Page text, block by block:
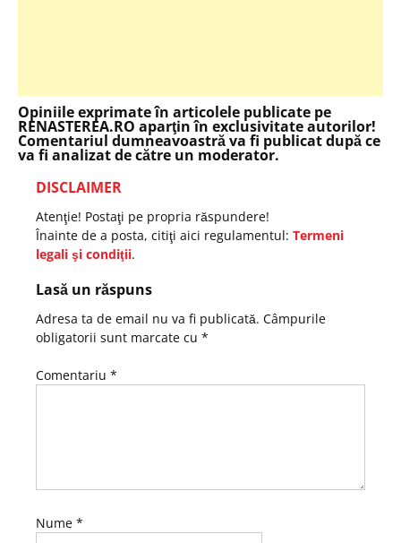
Opiniile exprimate în articolele publicate pe
RENASTEREA.RO aparţin în exclusivitate autorilor!
Comentariul dumneavoastră va fi publicat după ce
va fi analizat de către un moderator.
DISCLAIMER
Atenţie! Postaţi pe propria răspundere!
Înainte de a posta, citiţi aici regulamentul: Termeni
legali şi condiţii.
Lasă un răspuns
Adresa ta de email nu va fi publicată. Câmpurile
obligatorii sunt marcate cu *
Comentariu *
Nume *